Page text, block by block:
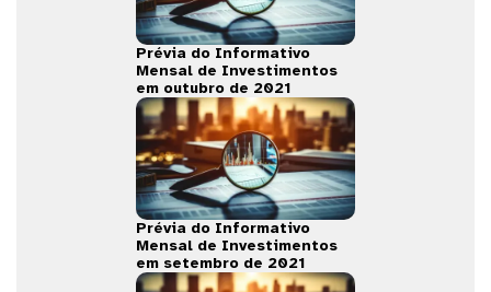
Prévia do Informativo
Mensal de Investimentos
em outubro de 2021
Prévia do Informativo
Mensal de Investimentos
em setembro de 2021